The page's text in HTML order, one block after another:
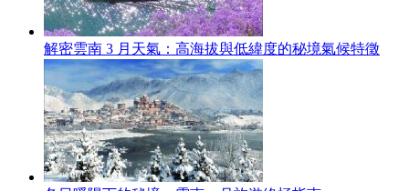
解密雲南 3 月天氣：高海拔與低緯度的秘境氣候特徵